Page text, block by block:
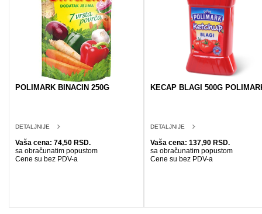
POLIMARK BINACIN 250G
DETALJNIJE
Vaša cena: 74,50 RSD.
sa obračunatim popustom
Cene su bez PDV-a
KECAP BLAGI 500G
DETALJNIJE
Vaša cena: 137,90 RSD.
sa obračunatim popustom
Cene su bez PDV-a